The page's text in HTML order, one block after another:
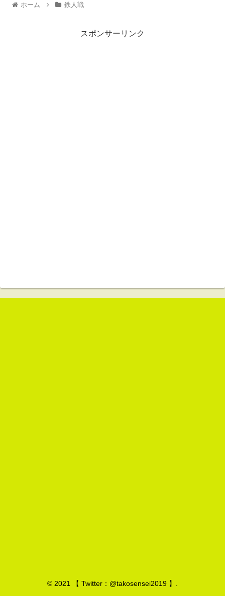
ホーム 鉄人戦
スポンサーリンク
© 2021 【 Twitter：@takosensei2019 】.